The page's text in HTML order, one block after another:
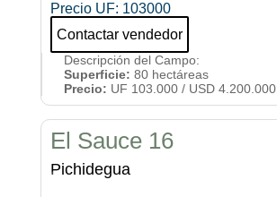
Precio UF: 103000
Contactar vendedor
Descripción del Campo:
Superficie: 80 hectáreas
Precio: UF 103.000 / USD 4.200.000
El Sauce 16
Pichidegua